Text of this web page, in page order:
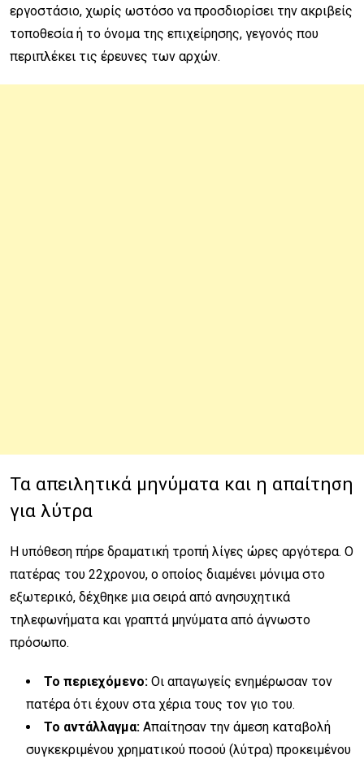
εργοστάσιο, χωρίς ωστόσο να προσδιορίσει την ακριβείς
τοποθεσία ή το όνομα της επιχείρησης, γεγονός που
περιπλέκει τις έρευνες των αρχών.
Τα απειλητικά μηνύματα και η απαίτηση
για λύτρα
Η υπόθεση πήρε δραματική τροπή λίγες ώρες αργότερα. Ο
πατέρας του 22χρονου, ο οποίος διαμένει μόνιμα στο
εξωτερικό, δέχθηκε μια σειρά από ανησυχητικά
τηλεφωνήματα και γραπτά μηνύματα από άγνωστο
πρόσωπο.
Το περιεχόμενο: Οι απαγωγείς ενημέρωσαν τον
πατέρα ότι έχουν στα χέρια τους τον γιο του.
Το αντάλλαγμα: Απαίτησαν την άμεση καταβολή
συγκεκριμένου χρηματικού ποσού (λύτρα) προκειμένου